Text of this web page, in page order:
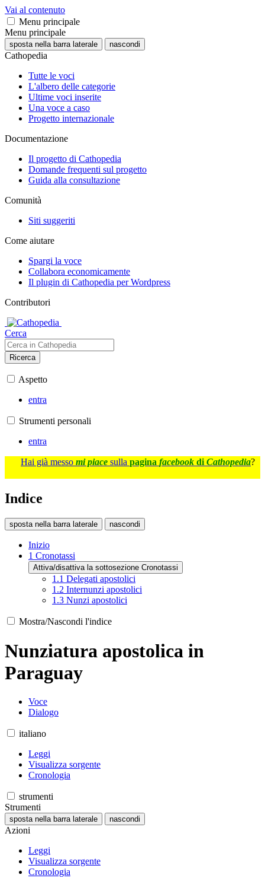
Vai al contenuto
Menu principale
Menu principale
sposta nella barra laterale nascondi
Cathopedia
Tutte le voci
L'albero delle categorie
Ultime voci inserite
Una voce a caso
Progetto internazionale
Documentazione
Il progetto di Cathopedia
Domande frequenti sul progetto
Guida alla consultazione
Comunità
Siti suggeriti
Come aiutare
Spargi la voce
Collabora economicamente
Il plugin di Cathopedia per Wordpress
Contributori
Cerca
Ricerca
Aspetto
entra
Strumenti personali
entra
Hai già messo mi piace sulla pagina facebook di Cathopedia?
Indice
sposta nella barra laterale nascondi
Inizio
1 Cronotassi
Attiva/disattiva la sottosezione Cronotassi
1.1 Delegati apostolici
1.2 Internunzi apostolici
1.3 Nunzi apostolici
Mostra/Nascondi l'indice
Nunziatura apostolica in
Paraguay
Voce
Dialogo
italiano
Leggi
Visualizza sorgente
Cronologia
strumenti
Strumenti
sposta nella barra laterale nascondi
Azioni
Leggi
Visualizza sorgente
Cronologia